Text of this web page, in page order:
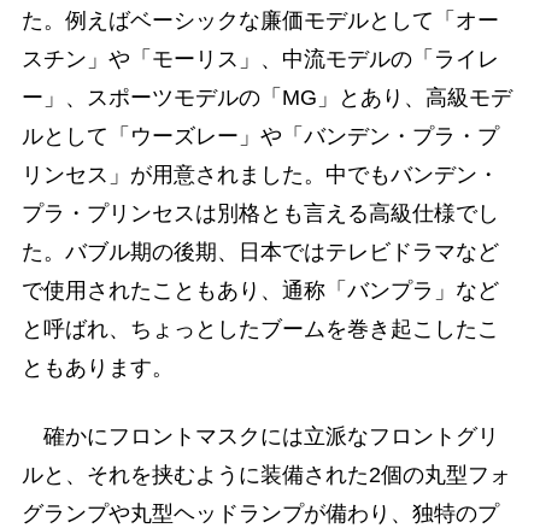
た。例えばベーシックな廉価モデルとして「オー
スチン」や「モーリス」、中流モデルの「ライレ
ー」、スポーツモデルの「MG」とあり、高級モデ
ルとして「ウーズレー」や「バンデン・プラ・プ
リンセス」が用意されました。中でもバンデン・
プラ・プリンセスは別格とも言える高級仕様でし
た。バブル期の後期、日本ではテレビドラマなど
で使用されたこともあり、通称「バンプラ」など
と呼ばれ、ちょっとしたブームを巻き起こしたこ
ともあります。
確かにフロントマスクには立派なフロントグリ
ルと、それを挟むように装備された2個の丸型フォ
グランプや丸型ヘッドランプが備わり、独特のプ